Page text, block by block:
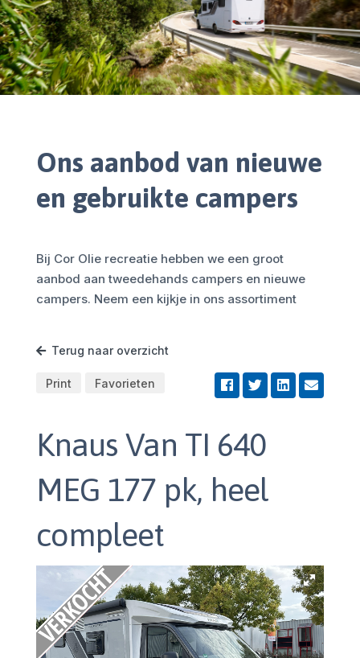
Ons aanbod van nieuwe
en gebruikte campers
Bij Cor Olie recreatie hebben we een groot
aanbod aan tweedehands campers en nieuwe
campers. Neem een kijkje in ons assortiment
Terug naar overzicht
Print Favorieten
Knaus Van TI 640
MEG 177 pk, heel
compleet